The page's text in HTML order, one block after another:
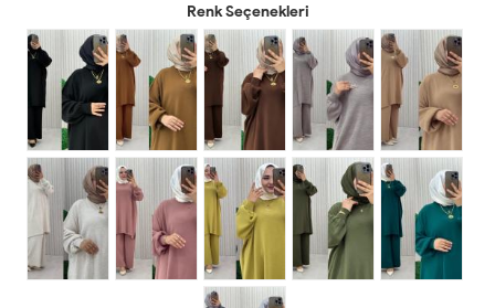
Renk Seçenekleri